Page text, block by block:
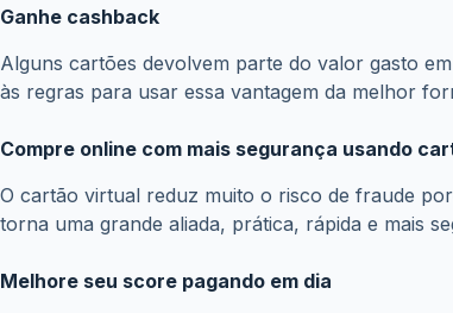
às regras para usar essa vantagem da melhor
O cartão virtual reduz muito o risco de fraude
torna uma grande aliada, prática, rápida e mais
Muita gente não sabe, mas pagar a fatura sem